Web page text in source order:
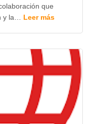
que
y la… Leer más